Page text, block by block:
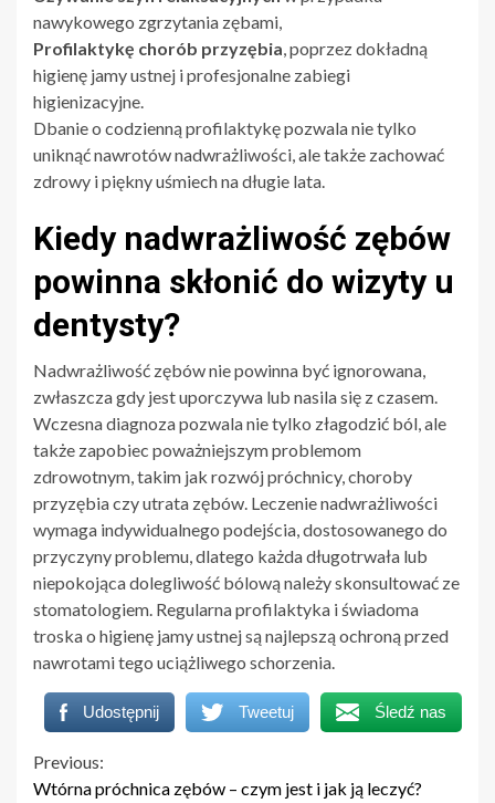
nawykowego zgrzytania zębami,
Profilaktykę chorób przyzębia, poprzez dokładną
higienę jamy ustnej i profesjonalne zabiegi
higienizacyjne.
Dbanie o codzienną profilaktykę pozwala nie tylko
uniknąć nawrotów nadwrażliwości, ale także zachować
zdrowy i piękny uśmiech na długie lata.
Kiedy nadwrażliwość zębów
powinna skłonić do wizyty u
dentysty?
Nadwrażliwość zębów nie powinna być ignorowana,
zwłaszcza gdy jest uporczywa lub nasila się z czasem.
Wczesna diagnoza pozwala nie tylko złagodzić ból, ale
także zapobiec poważniejszym problemom
zdrowotnym, takim jak rozwój próchnicy, choroby
przyzębia czy utrata zębów. Leczenie nadwrażliwości
wymaga indywidualnego podejścia, dostosowanego do
przyczyny problemu, dlatego każda długotrwała lub
niepokojąca dolegliwość bólową należy skonsultować ze
stomatologiem. Regularna profilaktyka i świadoma
troska o higienę jamy ustnej są najlepszą ochroną przed
nawrotami tego uciążliwego schorzenia.
Udostępnij Tweetuj Śledź nas
Continue
Previous:
Wtórna próchnica zębów – czym jest i jak ją leczyć?